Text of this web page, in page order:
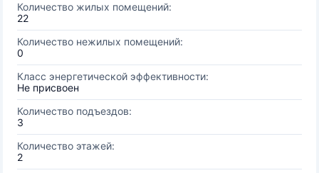
Количество жилых помещений:
22
Количество нежилых помещений:
0
Класс энергетической эффективности:
Не присвоен
Количество подъездов:
3
Количество этажей:
2